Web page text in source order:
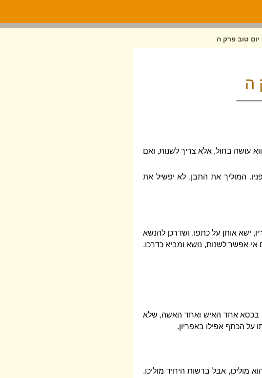
טוב פרק ה
ה
עושה בחול, אלא צריך לשנות, ואם
המוליך את התבן, לא יפשיל את
ישא אותן על כתפו. ושדרכן להנשא
אי אפשר לשנות, נושא ומביא כדרכו.
בכסא אחד האיש ואחד האשה, שלא
על הכתף אפילו באפריון.
מוליכו, אבל ברשות היחיד מוליכו.